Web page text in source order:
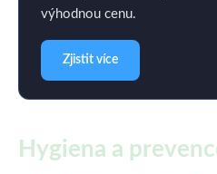
výhodnou cenu.
Zjistit více
Hygiena a